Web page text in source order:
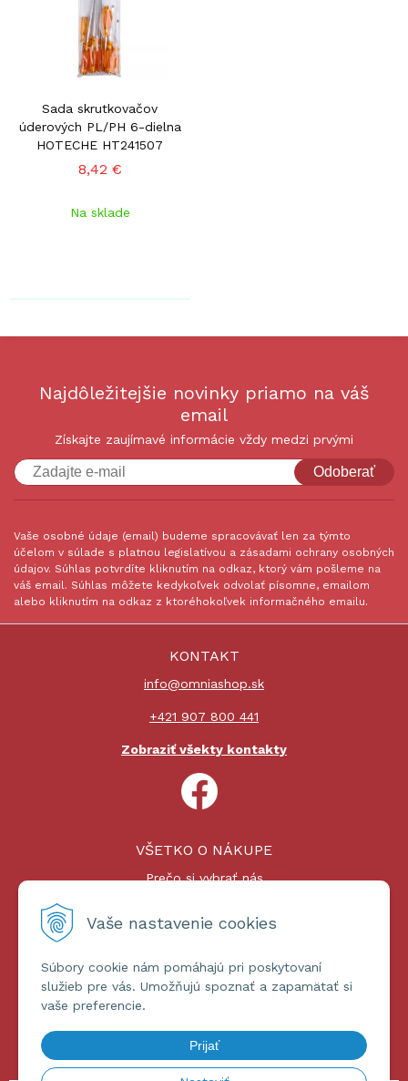
Vaše nastavenie cookies
Súbory cookie nám pomáhajú pri poskytovaní
služieb pre vás. Umožňujú spoznať a zapamätať si
vaše preferencie.
Prijať
Sada skrutkovačov
úderových PL/PH 6-dielna
HOTECHE HT241507
8,42 €
Na sklade
Najdôležitejšie novinky priamo na váš
email
Získajte zaujímavé informácie vždy medzi prvými
Odoberať
Vaše osobné údaje (email) budeme spracovávať len za týmto
účelom v súlade s platnou legislatívou a zásadami ochrany osobných
údajov. Súhlas potvrdíte kliknutím na odkaz, ktorý vám pošleme na
váš email. Súhlas môžete kedykoľvek odvolať písomne, emailom
alebo kliknutím na odkaz z ktoréhokoľvek informačného emailu.
KONTAKT
info@omniashop.sk
+421 907 800 441
Zobraziť všekty kontakty
VŠETKO O NÁKUPE
Prečo si vybrať nás
Platby a doprava
ĎALŠIE INFORMÁCIE
Obchodné podmienky
Ochrana osobných údajov